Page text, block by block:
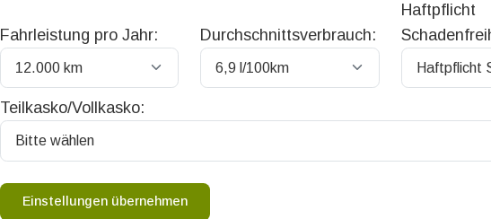
Fahrleistung pro Jahr: Durchschnittsverbrauch:
Haftpflicht
Teilkasko/Vollkasko:
Einstellungen übernehmen